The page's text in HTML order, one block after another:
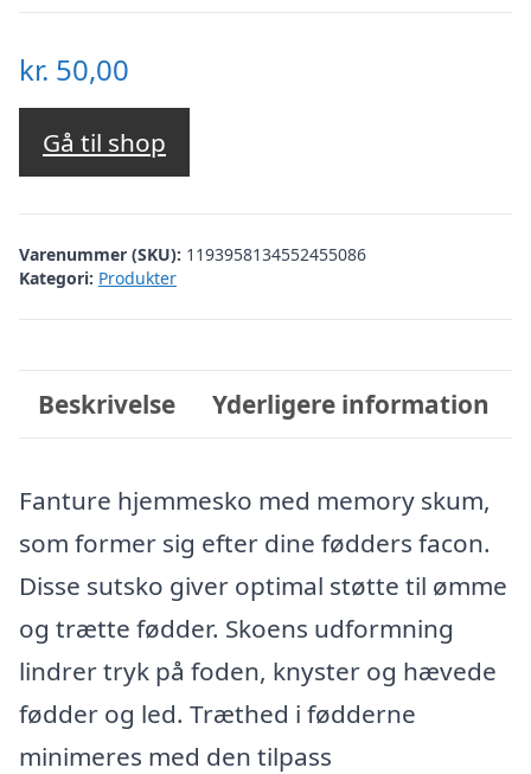
kr. 50,00
Gå til shop
Varenummer (SKU): 1193958134552455086
Kategori: Produkter
Beskrivelse Yderligere information
Fanture hjemmesko med memory skum,
som former sig efter dine fødders facon.
Disse sutsko giver optimal støtte til ømme
og trætte fødder. Skoens udformning
lindrer tryk på foden, knyster og hævede
fødder og led. Træthed i fødderne
minimeres med den tilpass